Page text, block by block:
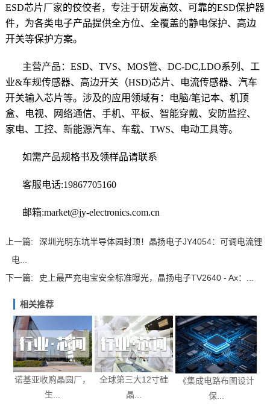
ESD芯片厂家的佼佼者，专注于研发高效、可靠的ESD保护器
件，为各类电子产品提供全方位、全覆盖的静电保护、高边
开关等保护方案。
主营产品： ESD、TVS、MOS管、DC-DC,LDO系列、工
业&车规传感器、高边开关（HSD)芯片、电流传感器、汽车
开关输入芯片等。 涉及的应用领域有：电脑/笔记本、机顶
盒、电视、网络通信、手机、平板、智能穿戴、安防监控、
家电、工控、 新能源汽车、车载、TWS、电动工具等。
如需产品规格书及领样品请联系
客服电话:19867705160
邮箱:market@jy-electronics.com.cn
上一篇:
深圳光明东坑半导体园封顶！晶扬电子JY4054：可调电流锂
电...
下一篇:
史上最严充电宝安全标准曝光，晶扬电子TV2640 - Ax：...
相关推荐
诺基亚收购晶圆厂，
生...
全球第三大12寸硅
晶...
《集成电路布图设计
保...